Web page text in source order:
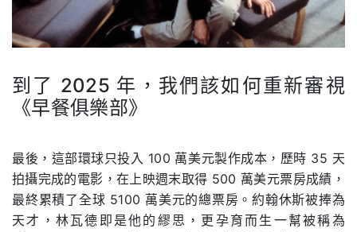
到了 2025 年，我們該如何重新審視
《早餐俱樂部》
最後，這部環球只投入 100 萬美元製作成本，歷時 35 天
拍攝完成的電影，在上映週末取得 500 萬美元票房成績，
最終累積了全球 5100 萬美元的總票房。約翰休斯被捧為
天才，林瓦德即是他的繆思，更孕育而生一幫被稱為